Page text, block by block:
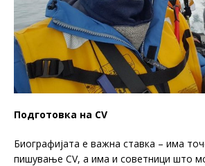
Подготовка на CV
Биографијата е важна ставка – има
пишување CV, а има и советници што